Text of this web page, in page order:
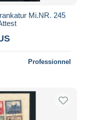
Mi.NR. 245
Professionnel